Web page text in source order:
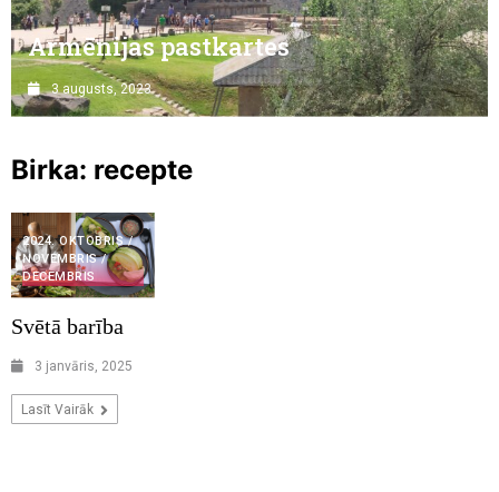
Armēnijas pastkartes
3 augusts, 2023
Birka: recepte
2024. OKTOBRIS /
NOVEMBRIS /
DECEMBRIS
Svētā barība
3 janvāris, 2025
Lasīt Vairāk